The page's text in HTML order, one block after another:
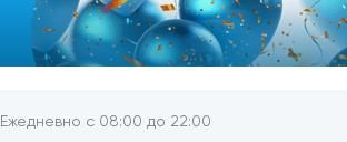
Ежедневно с 08:00 до 22:00